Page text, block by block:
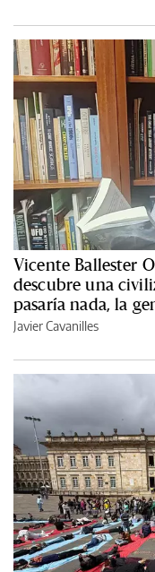
Vicente Ballester
descubre una
pasaría nada, la
Javier Cavanilles